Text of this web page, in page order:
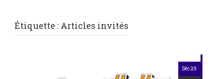
Étiquette : Articles invités
Déc 29